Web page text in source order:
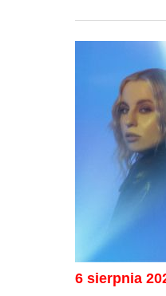
6 sierpnia